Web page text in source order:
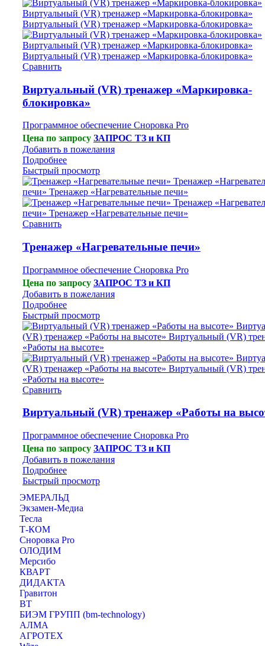
Сравнить
Виртуальный (VR) тренажер «Маркировка-
блокировка»
Программное обеспечение Сноровка Pro
Цена по запросуЗАПРОС ТЗ и КП
Добавить в пожелания
Подробнее
Быстрый просмотр
Сравнить
Тренажер «Нагревательные печи»
Программное обеспечение Сноровка Pro
Цена по запросуЗАПРОС ТЗ и КП
Добавить в пожелания
Подробнее
Быстрый просмотр
Сравнить
Виртуальный (VR) тренажер «Работы на
Программное обеспечение Сноровка Pro
Цена по запросуЗАПРОС ТЗ и КП
Добавить в пожелания
Подробнее
Быстрый просмотр
ЭМЕРАЛЬД
Экзамен-Медиа
Тесла
Т-КОМ
Сноровка Pro
ОЛОДИМ
Мерсибо
КВАРТ
ДИДАКТА
Гравитон
ВТ
БИЭМ ГРУПП (bm-technology)
АЛМА
АГРОТЕХ